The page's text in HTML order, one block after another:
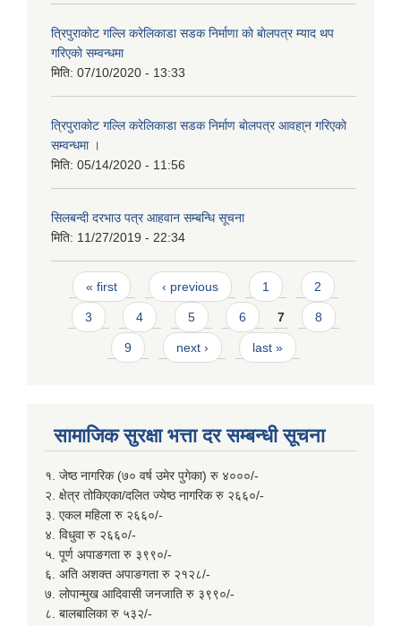
त्रिपुराकाेट गल्लि करेलिकाडा सडक निर्माणा काे बाेलपत्र म्याद थप
गरिएकाे सम्वन्धमा
मिति: 07/10/2020 - 13:33
त्रिपुराकाेट गल्लि करेलिकाडा सडक निर्माण बाेलपत्र आवहा्न गरिएकाे
सम्वन्धमा ।
मिति: 05/14/2020 - 11:56
सिलबन्दी दरभाउ पत्र आहवान सम्बन्धि सूचना
मिति: 11/27/2019 - 22:34
Pages
« first ‹ previous 1 2
3 4 5 6 7 8
9 next › last »
सामाजिक सुरक्षा भत्ता दर सम्बन्धी सूचना
१. जेष्ठ नागरिक (७० वर्ष उमेर पुगेका) रु ४०००/-
२. क्षेत्र तोकिएका/दलित ज्येष्ठ नागरिक रु २६६०/-
३. एकल महिला रु २६६०/-
४. विधुवा रु २६६०/-
५. पूर्ण अपाङगता रु ३९९०/-
६. अति अशक्त अपाङगता रु २१२८/-
७. लोपान्मुख आदिवासी जनजाति रु ३९९०/-
८. बालबालिका रु ५३२/-